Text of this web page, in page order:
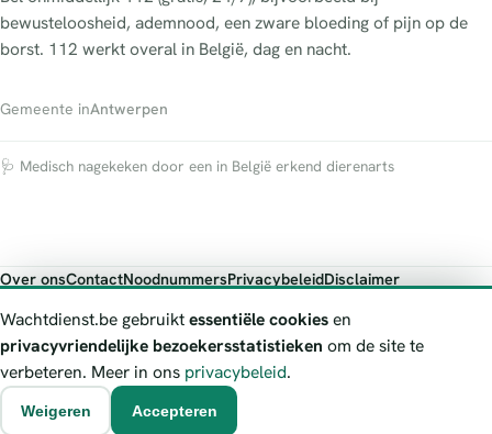
bewusteloosheid, ademnood, een zware bloeding of pijn op de
borst. 112 werkt overal in België, dag en nacht.
Gemeente inAntwerpen
🩺 Medisch nagekeken door een in België erkend dierenarts
Over onsContactNoodnummersPrivacybeleidDisclaimer
Wachtdienst.be toont publieke wachtdienst-informatie ter oriëntatie.
Bij levensgevaar bel je altijd 112. Controleer altijd de actuele
wachtregeling bij de vermelde officiële bron.
© 2026 Wachtdienst.be
Wachtdienst.be gebruiktessentiële cookiesen
privacyvriendelijke bezoekersstatistieken om de site te
verbeteren. Meer in ons privacybeleid.
Weigeren Accepteren